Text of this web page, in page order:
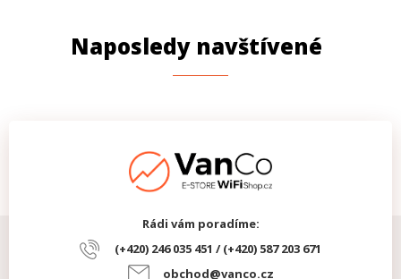
Naposledy navštívené
Rádi vám poradíme:
(+420) 246 035 451 / (+420) 587 203 671
obchod@vanco.cz